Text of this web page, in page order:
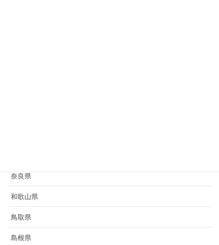
奈良県
和歌山県
鳥取県
島根県